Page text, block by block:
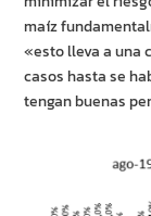
maíz
«esto lleva a una
casos hasta se
tengan buenas